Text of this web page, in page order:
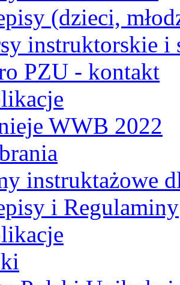
(dzieci,
instruktorskie i
PZU - kontakt
WWB 2022
instruktażowe
i Regulaminy